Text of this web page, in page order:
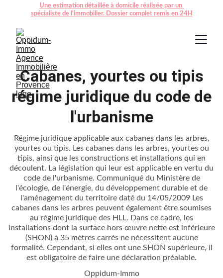
Une estimation détaillée à domicile réalisée par un
spécialiste de l'immobilier. Dossier complet remis en 24H
Cabanes, yourtes ou tipis
régime juridique du code de
l'urbanisme
Régime juridique applicable aux cabanes dans les arbres,
yourtes ou tipis. Les cabanes dans les arbres, yourtes ou
tipis, ainsi que les constructions et installations qui en
découlent. La législation qui leur est applicable en vertu du
code de l'urbanisme. Communiqué du Ministère de
l'écologie, de l'énergie, du développement durable et de
l'aménagement du territoire daté du 14/05/2009 Les
cabanes dans les arbres peuvent également être soumises
au régime juridique des HLL. Dans ce cadre, les
installations dont la surface hors œuvre nette est inférieure
(SHON) à 35 mètres carrés ne nécessitent aucune
formalité. Cependant, si elles ont une SHON supérieure, il
est obligatoire de faire une déclaration préalable.
Oppidum-Immo